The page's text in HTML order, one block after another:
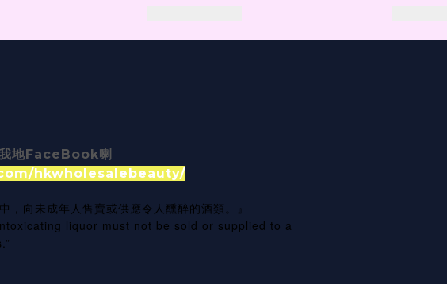
地FaceBook喇
hkwholesalebeauty/
，向未成年人售賣或供應令人醺醉的酒類。』
liquor must not be sold or supplied to a